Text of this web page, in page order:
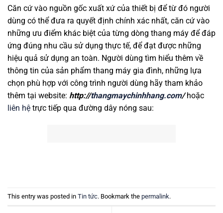
Căn cứ vào nguồn gốc xuất xứ của thiết bị để từ đó người
dùng có thể đưa ra quyết định chính xác nhất, căn cứ vào
những ưu điểm khác biệt của từng dòng thang máy để đáp
ứng đúng nhu cầu sử dụng thực tế, để đạt được những
hiệu quả sử dụng an toàn. Người dùng tìm hiểu thêm về
thông tin của sản phẩm thang máy gia đình, những lựa
chọn phù hợp với công trình người dùng hãy tham khảo
thêm tại website: http://thangmaychinhhang.com/hoặc
liên hệ trực tiếp qua đường dây nóng sau:
This entry was posted in Tin tức. Bookmark the permalink.